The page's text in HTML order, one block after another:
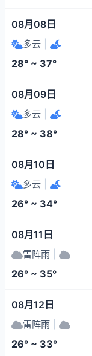
08月08日
多云
28° ~ 37°
08月09日
多云
28° ~ 38°
08月10日
多云
26° ~ 34°
08月11日
雷阵雨
26° ~ 35°
08月12日
雷阵雨
26° ~ 33°